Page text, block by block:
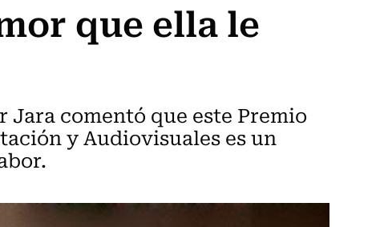
que ella le
comentó que este Premio
y Audiovisuales es un